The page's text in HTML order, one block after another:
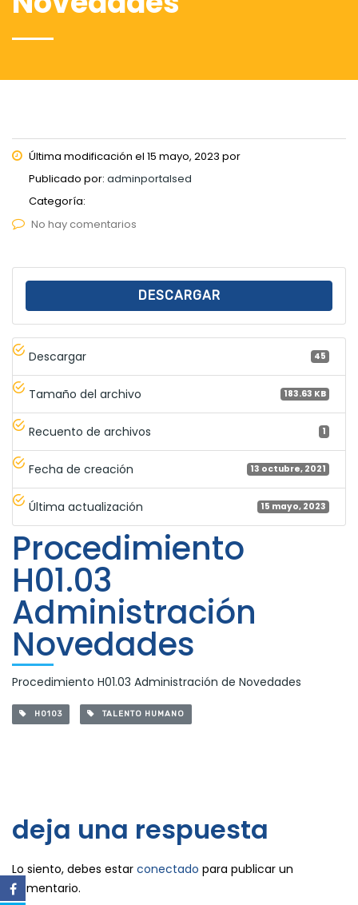
Última modificación el 15 mayo, 2023 por
Publicado por: adminportalsed
Categoría:
No hay comentarios
DESCARGAR
Descargar 45
Tamaño del archivo 183.63 KB
Recuento de archivos 1
Fecha de creación 13 octubre, 2021
Última actualización 15 mayo, 2023
Procedimiento
H01.03
Administración
Novedades
Procedimiento H01.03 Administración de Novedades
H0103 TALENTO HUMANO
deja una respuesta
Lo siento, debes estar conectado para publicar un
comentario.